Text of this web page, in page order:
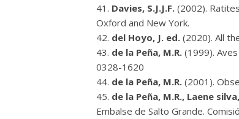
Davies, S.J.J.F. (2002).
Oxford and New York.
del Hoyo, J. ed. (2020). All
de la Peña, M.R. (1999).
0328-1620
de la Peña, M.R. (2001).
de la Peña, M.R., Laene
Embalse de Salto Grande.